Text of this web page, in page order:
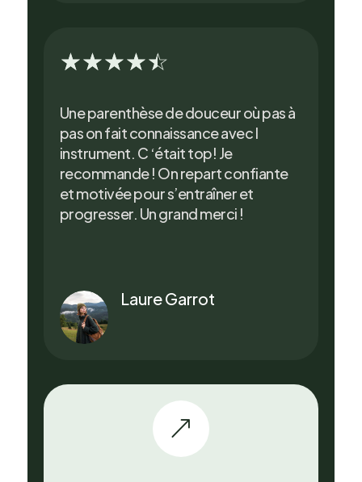
☆☆☆☆☆
Une parenthèse de douceur où pas à
pas on fait connaissance avec l
instrument. C ‘était top! Je
recommande ! On repart confiante
et motivée pour s’entraîner et
progresser. Un grand merci !
Laure Garrot
&